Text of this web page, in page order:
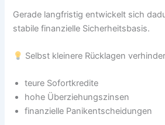
Gerade langfristig entwickelt sich
stabile finanzielle Sicherheitsbasis.
Selbst kleinere Rücklagen
teure Sofortkredite
hohe Überziehungszinsen
finanzielle Panikentscheidungen